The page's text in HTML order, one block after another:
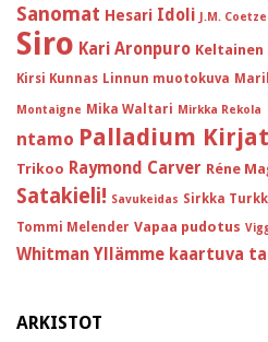
Sanomat Hesari Idoli J.M.
Siro Kari Aronpuro
Kirsi Kunnas Linnun muotokuva
Montaigne Mika Waltari Mirkka Rekola
ntamo Palladium Kirjat
Trikoo Raymond Carver Réne
Satakieli! Savukeidas Sirkka
Tommi Melender Vapaa pudotus
Whitman Yllämme kaartuva
ARKISTOT